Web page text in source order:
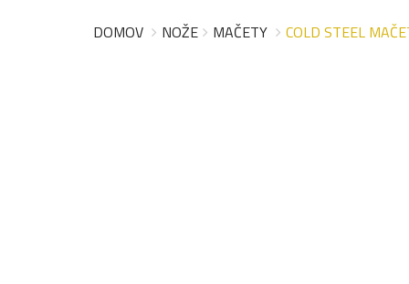
DOMOV NOŽE MAČETY COLD STEEL